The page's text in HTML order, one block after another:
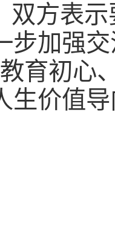
双方表
步加强
育初心
生价值